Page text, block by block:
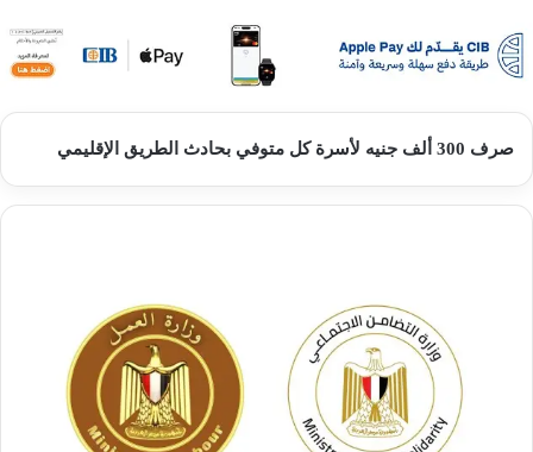
صرف 300 ألف جنيه لأسرة كل متوفي بحادث الطريق الإقليمي